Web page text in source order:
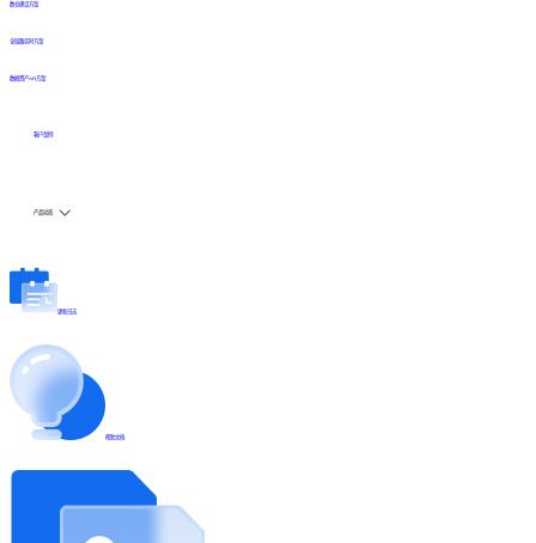
数仓建设方案
全链路实时方案
数据资产API方案
客户案例
产品动态
更新日志
帮助文档